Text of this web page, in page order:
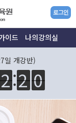
로그인
이드 나의강의실
일 개강반)
2
2:1
2
1 9
0
9